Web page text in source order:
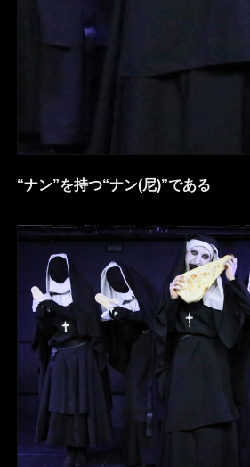
“ナン”を持つ“ナン(尼)”である